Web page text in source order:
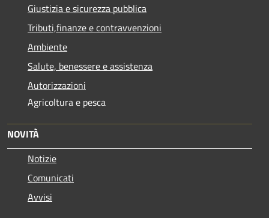
Giustizia e sicurezza pubblica
Tributi,finanze e contravvenzioni
Ambiente
Salute, benessere e assistenza
Autorizzazioni
Agricoltura e pesca
NOVITÀ
Notizie
Comunicati
Avvisi